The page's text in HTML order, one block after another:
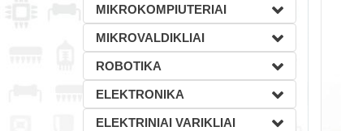
MIKROKOMPIUTERIAI
MIKROVALDIKLIAI
ROBOTIKA
ELEKTRONIKA
ELEKTRINIAI VARIKLIAI